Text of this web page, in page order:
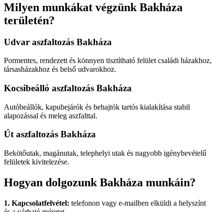
Milyen munkákat végzünk Bakháza
területén?
Udvar aszfaltozás Bakháza
Pormentes, rendezett és könnyen tisztítható felület családi házakhoz,
társasházakhoz és belső udvarokhoz.
Kocsibeálló aszfaltozás Bakháza
Autóbeállók, kapubejárók és behajtók tartós kialakítása stabil
alapozással és meleg aszfalttal.
Út aszfaltozás Bakháza
Bekötőutak, magánutak, telephelyi utak és nagyobb igénybevételű
felületek kivitelezése.
Hogyan dolgozunk Bakháza munkáin?
1. Kapcsolatfelvétel: telefonon vagy e-mailben elküldi a helyszínt